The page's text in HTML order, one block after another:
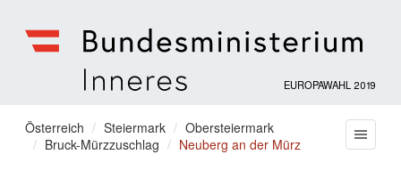
für
Inneres
EUROPAWAHL 2019
Sie
befinden
Österreich Steiermark
Obersteiermark
Bruck-Mürzzuschlag
Neuberg an der Mürz